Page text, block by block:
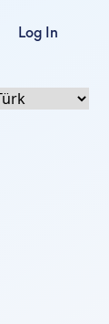
Log In